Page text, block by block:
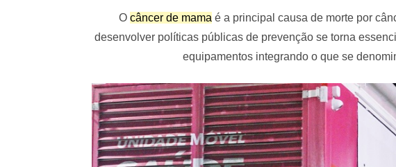
O câncer de mama é a principal causa de morte por
desenvolver políticas públicas de prevenção se torna
equipamentos integrando o que se